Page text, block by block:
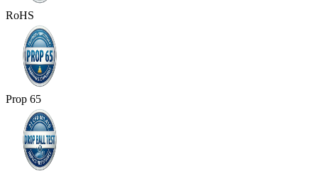
RoHS
Prop 65